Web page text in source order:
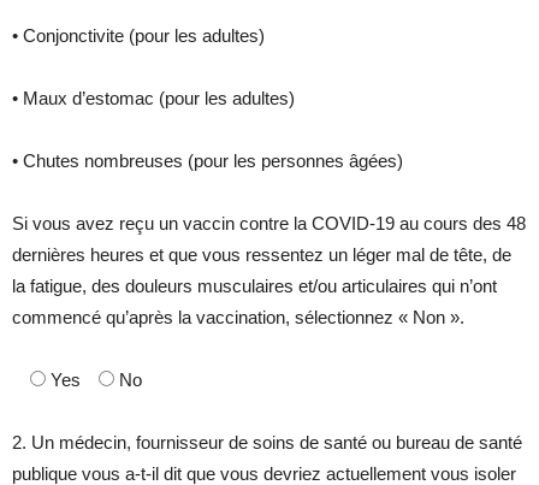
• Conjonctivite (pour les adultes)
• Maux d’estomac (pour les adultes)
• Chutes nombreuses (pour les personnes âgées)
Si vous avez reçu un vaccin contre la COVID-19 au cours des 48
dernières heures et que vous ressentez un léger mal de tête, de
la fatigue, des douleurs musculaires et/ou articulaires qui n’ont
commencé qu’après la vaccination, sélectionnez « Non ».
Yes No
2. Un médecin, fournisseur de soins de santé ou bureau de santé
publique vous a-t-il dit que vous devriez actuellement vous isoler